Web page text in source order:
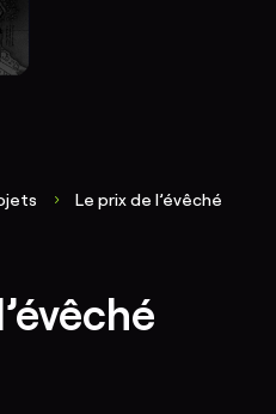
5 Le prix de l’évêché